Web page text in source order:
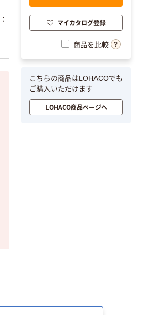
マイカタログ登録
商品を比較
こちらの商品はLOHACOでも
ご購入いただけます
LOHACO商品ページへ